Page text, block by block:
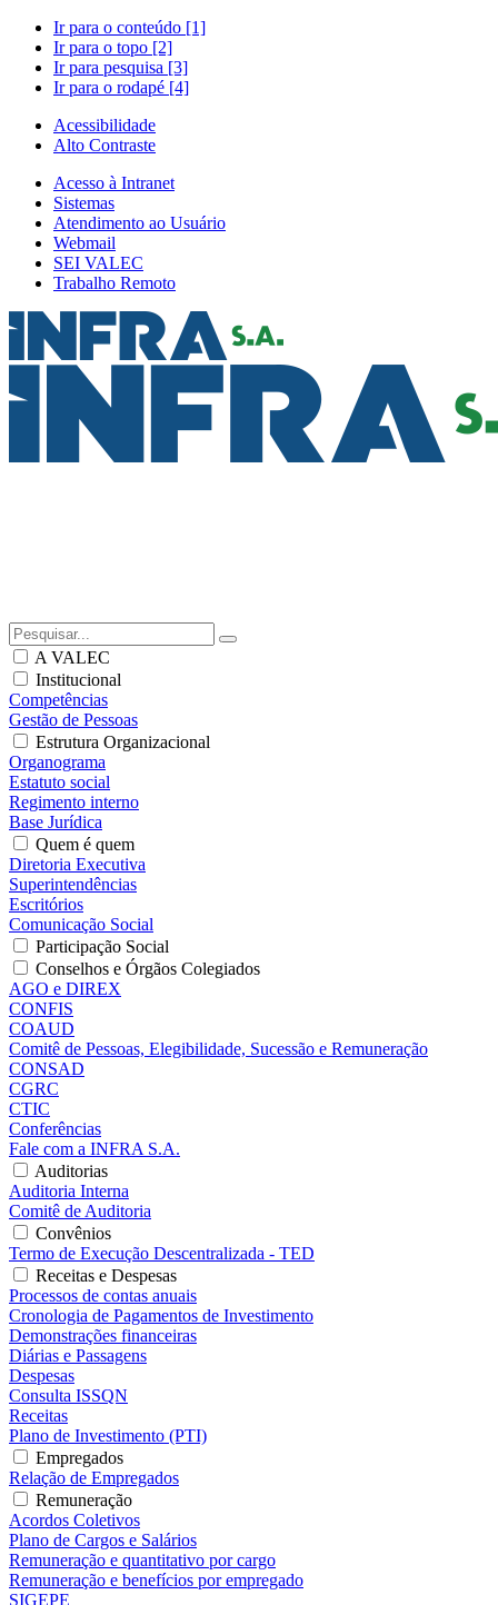
Ir para o conteúdo [1]
Ir para o topo [2]
Ir para pesquisa [3]
Ir para o rodapé [4]
Acessibilidade
Alto Contraste
Acesso à Intranet
Sistemas
Atendimento ao Usuário
Webmail
SEI VALEC
Trabalho Remoto
A VALEC
Institucional
Competências
Gestão de Pessoas
Estrutura Organizacional
Organograma
Estatuto social
Regimento interno
Base Jurídica
Quem é quem
Diretoria Executiva
Superintendências
Escritórios
Comunicação Social
Participação Social
Conselhos e Órgãos Colegiados
AGO e DIREX
CONFIS
COAUD
Comitê de Pessoas, Elegibilidade, Sucessão e Remuneração
CONSAD
CGRC
CTIC
Conferências
Fale com a INFRA S.A.
Auditorias
Auditoria Interna
Comitê de Auditoria
Convênios
Termo de Execução Descentralizada - TED
Receitas e Despesas
Processos de contas anuais
Cronologia de Pagamentos de Investimento
Demonstrações financeiras
Diárias e Passagens
Despesas
Consulta ISSQN
Receitas
Plano de Investimento (PTI)
Empregados
Relação de Empregados
Remuneração
Acordos Coletivos
Plano de Cargos e Salários
Remuneração e quantitativo por cargo
Remuneração e benefícios por empregado
SIGEPE